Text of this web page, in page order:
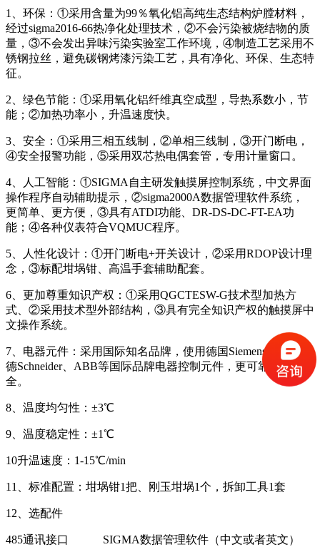
1、环保：①采用含量为99％氧化铝高纯生态结构炉膛材料，
经过sigma2016-66热净化处理技术，②不会污染被烧结物的质
量，③不会发出异味污染实验室工作环境，④制造工艺采用不
锈钢拉丝，避免碳钢烤漆污染工艺，具有净化、环保、生态特
征。
2、绿色节能：①采用氧化铝纤维真空成型，导热系数小，节
能；②加热功率小，升温速度快。
3、安全：①采用三相五线制，②单相三线制，③开门断电，
④安全报警功能，⑤采用双芯热电偶套管，专用计量窗口。
4、人工智能：①SIGMA自主研发触摸屏控制系统，中文界面
操作程序自动辅助提示，②sigma2000A数据管理软件系统，
更简单、更方便，③具有ATDI功能、DR-DS-DC-FT-EA功
能；④各种仪表符合VQMUC程序。
5、人性化设计：①开门断电+开关设计，②采用RDOP设计理
念，③标配坩埚钳、高温手套辅助配套。
6、更加尊重知识产权：①采用QGCTESW-G技术型加热方
式、②采用技术型外部结构，③具有完全知识产权的触摸屏中
文操作系统。
7、电器元件：采用国际知名品牌，使用德国Siemens、、施耐
德Schneider、ABB等国际品牌电器控制元件，更可靠、更安
全。
8、温度均匀性：±3℃
9、温度稳定性：±1℃
10升温速度：1-15℃/min
11、标准配置：坩埚钳1把、刚玉坩埚1个，拆卸工具1套
12、选配件
485通讯接口 SIGMA数据管理软件（中文或者英文）